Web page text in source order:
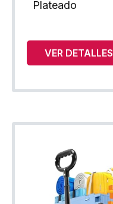
Plateado
VER DETALLES